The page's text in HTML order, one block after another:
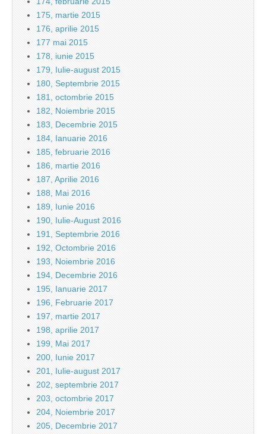
175, martie 2015
176, aprilie 2015
177 mai 2015
178, iunie 2015
179, Iulie-august 2015
180, Septembrie 2015
181, octombrie 2015
182, Noiembrie 2015
183, Decembrie 2015
184, Ianuarie 2016
185, februarie 2016
186, martie 2016
187, Aprilie 2016
188, Mai 2016
189, Iunie 2016
190, Iulie-August 2016
191, Septembrie 2016
192, Octombrie 2016
193, Noiembrie 2016
194, Decembrie 2016
195, Ianuarie 2017
196, Februarie 2017
197, martie 2017
198, aprilie 2017
199, Mai 2017
200, Iunie 2017
201, Iulie-august 2017
202, septembrie 2017
203, octombrie 2017
204, Noiembrie 2017
205, Decembrie 2017